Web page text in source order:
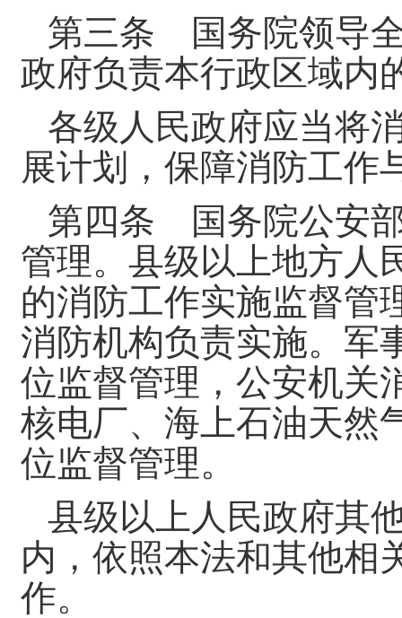
第三条 国务院领导
政府负责本行政区域内
各级人民政府应当将
展计划，保障消防工作
第四条 国务院公安
管理。县级以上地方人
的消防工作实施监督管
消防机构负责实施。军
位监督管理，公安机关
核电厂、海上石油天然
位监督管理。
县级以上人民政府其
内，依照本法和其他相
作。